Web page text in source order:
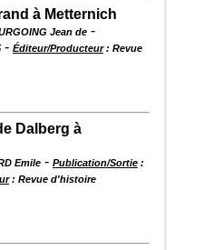
à Metternich
Jean de -
- Éditeur/Producteur: Revue
Dalberg à
Emile - Publication/Sortie :
: Revue d'histoire